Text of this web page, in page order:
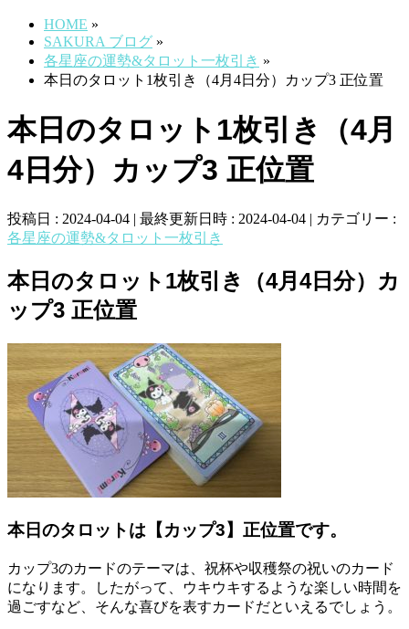
HOME »
SAKURA ブログ »
各星座の運勢&タロット一枚引き »
本日のタロット1枚引き（4月4日分）カップ3 正位置
本日のタロット1枚引き（4月
4日分）カップ3 正位置
投稿日 : 2024-04-04 最終更新日時 : 2024-04-04
カテゴリー :
各星座の運勢&タロット一枚引き
本日のタロット1枚引き（4月4日分）カ
ップ3 正位置
本日のタロットは【カップ3】正位置です。
カップ3のカードのテーマは、祝杯や収穫祭の祝いのカード
になります。したがって、ウキウキするような楽しい時間を
過ごすなど、そんな喜びを表すカードだといえるでしょう。